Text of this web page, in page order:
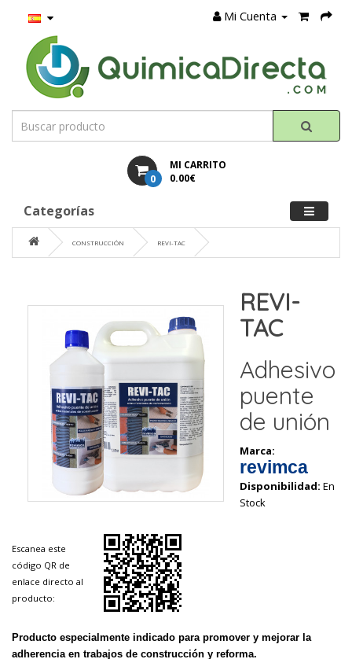
Mi Cuenta
MI CARRITO
0 0.00€
Categorías
CONSTRUCCIÓN REVI-TAC
REVI-
TAC
Adhesivo
puente
de unión
Marca:
revimca
Disponibilidad: En
Stock
Escanea este
código QR de
enlace directo al
producto:
Producto especialmente indicado para promover y mejorar la
adherencia en trabajos de construcción y reforma.